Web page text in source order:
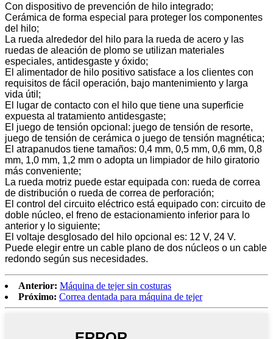
Con dispositivo de prevención de hilo integrado;
Cerámica de forma especial para proteger los componentes
del hilo;
La rueda alrededor del hilo para la rueda de acero y las
ruedas de aleación de plomo se utilizan materiales
especiales, antidesgaste y óxido;
El alimentador de hilo positivo satisface a los clientes con
requisitos de fácil operación, bajo mantenimiento y larga
vida útil;
El lugar de contacto con el hilo que tiene una superficie
expuesta al tratamiento antidesgaste;
El juego de tensión opcional: juego de tensión de resorte,
juego de tensión de cerámica o juego de tensión magnética;
El atrapanudos tiene tamaños: 0,4 mm, 0,5 mm, 0,6 mm, 0,8
mm, 1,0 mm, 1,2 mm o adopta un limpiador de hilo giratorio
más conveniente;
La rueda motriz puede estar equipada con: rueda de correa
de distribución o rueda de correa de perforación;
El control del circuito eléctrico está equipado con: circuito de
doble núcleo, el freno de estacionamiento inferior para lo
anterior y lo siguiente;
El voltaje desglosado del hilo opcional es: 12 V, 24 V.
Puede elegir entre un cable plano de dos núcleos o un cable
redondo según sus necesidades.
Anterior: Máquina de tejer sin costuras
Próximo: Correa dentada para máquina de tejer